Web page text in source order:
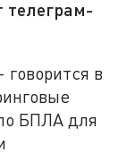
телеграм-
в
БПЛА для